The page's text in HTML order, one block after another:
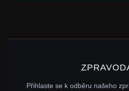
Přihlaste se k odběru našeho